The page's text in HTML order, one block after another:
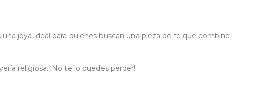
una joya ideal para quienes buscan una pieza de fe que combine
religiosa. ¡No te lo puedes perder!